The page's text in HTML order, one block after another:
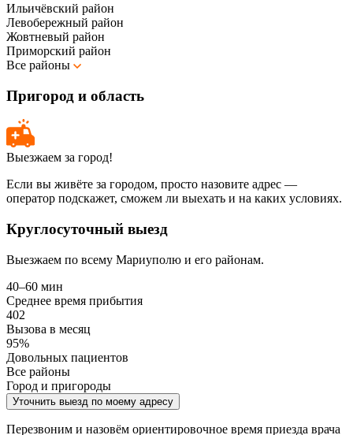
Ильичёвский район
Левобережный район
Жовтневый район
Приморский район
Все районы
Пригород и область
Выезжаем за город!
Если вы живёте за городом, просто назовите адрес —
оператор подскажет, сможем ли выехать и на каких условиях.
Круглосуточный выезд
Выезжаем по всему Мариуполю и его районам.
40–60 мин
Среднее время прибытия
402
Вызова в месяц
95%
Довольных пациентов
Все районы
Город и пригороды
Уточнить выезд по моему адресу
Перезвоним и назовём ориентировочное время приезда врача